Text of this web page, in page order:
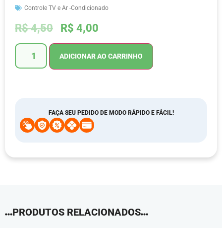
Controle TV e Ar -Condicionado
R$4,50 R$ 4,00
ADICIONAR AO CARRINHO
FAÇA SEU PEDIDO DE MODO RÁPIDO E FÁCIL!
PRODUTOS RELACIONADOS